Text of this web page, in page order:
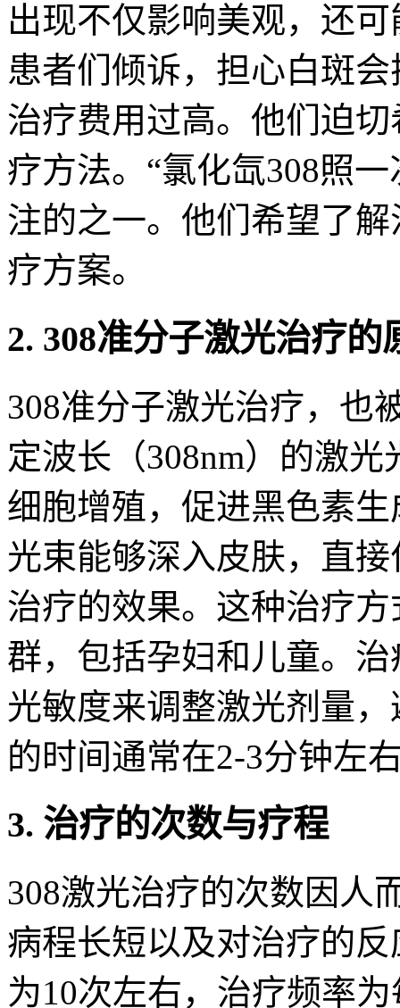
出现不仅影响美观，还
患者们倾诉，担心白斑
治疗费用过高。他们迫
疗方法。“氯化氙308照
注的之一。他们希望了
疗方案。
2. 308准分子激光治疗的
308准分子激光治疗，也
定波长（308nm）的激
细胞增殖，促进黑色素
光束能够深入皮肤，直
治疗的效果。这种治疗
群，包括孕妇和儿童。
光敏度来调整激光剂量
的时间通常在2-3分钟左
3. 治疗的次数与疗程
308激光治疗的次数因人
病程长短以及对治疗的
为10次左右，治疗频率